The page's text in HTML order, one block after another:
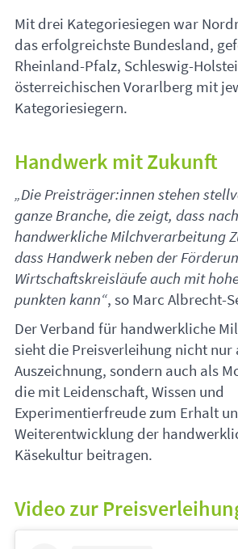
Mit drei Kategoriesiegen war
das erfolgreichste Bundesland,
Rheinland-Pfalz, Schleswig-
österreichischen Vorarlberg mit
Kategoriesiegern.
Handwerk mit Zukunft
„Die Preisträger:innen stehen
ganze Branche, die zeigt, dass
handwerkliche Milchverarbeitung
dass Handwerk neben der
Wirtschaftskreisläufe auch mit
punkten kann“, so Marc Albrecht-
Der Verband für handwerkliche
sieht die Preisverleihung nicht nur
Auszeichnung, sondern auch als
die mit Leidenschaft, Wissen und
Experimentierfreude zum Erhalt
Weiterentwicklung der
Käsekultur beitragen.
Video zur